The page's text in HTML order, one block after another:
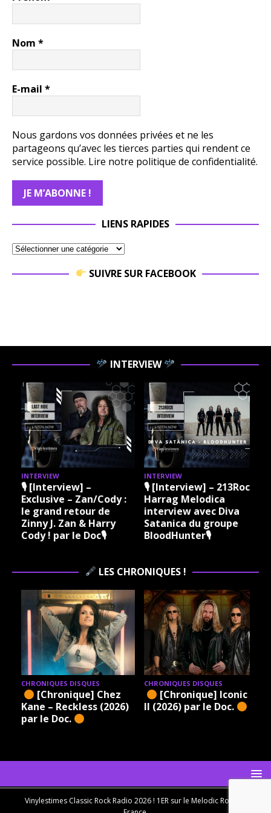
Nom *
E-mail *
Nous gardons vos données privées et ne les
partageons qu’avec les tierces parties qui rendent ce
service possible. Lire notre politique de confidentialité.
LIENS RAPIDES
SUIVRE SUR FACEBOOK
INTERVIEW
INTERVIEW
🎙 [Interview] –
Exclusive – Zan/Cody :
le grand retour de
Zinny J. Zan & Harry
Cody ! par le Doc🎙
INTERVIEW
🎙 [Interview] – 213Rock
Harrag Melodica
interview avec Diva
Satanica du groupe
BloodHunter🎙
LES CHRONIQUES !
CHRONIQUES DISQUES
[Chronique] Chez
Kane – Reckless (2026)
par le Doc.
CHRONIQUES DISQUES
[Chronique] Iconic –
II (2026) par le Doc.
Vinylestimes Classic Rock Radio 2026 ! 1ER sur le Melodic Rock en